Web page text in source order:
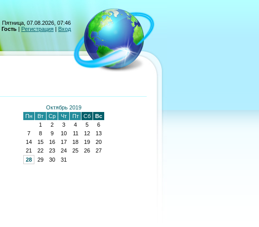
Пятница, 07.08.2026, 07:46
Гость | Регистрация | Вход
Октябрь 2019
Пн
Вт Ср Чт Пт Сб
Вс
1
2 3 4 5
6
7
8 9 10 11 12
13
14
15 16 17 18 19
20
21
22 23 24 25 26
27
28
29 30
31